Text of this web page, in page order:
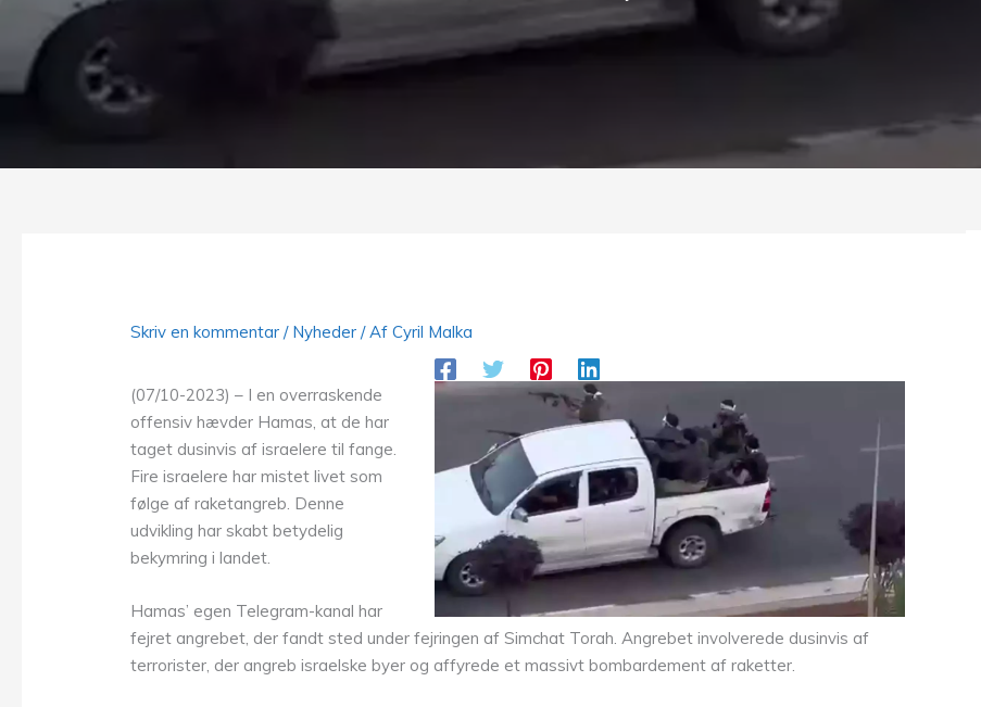
Skriv en kommentar / Nyheder / AfCyril Malka
(07/10-2023) – I en overraskende
offensiv hævder Hamas, at de har
taget dusinvis af israelere til fange.
Fire israelere har mistet livet som
følge af raketangreb. Denne
udvikling har skabt betydelig
bekymring i landet.
Hamas’ egen Telegram-kanal har
fejret angrebet, der fandt sted under fejringen af Simchat Torah. Angrebet involverede dusinvis af
terrorister, der angreb israelske byer og affyrede et massivt bombardement af raketter.